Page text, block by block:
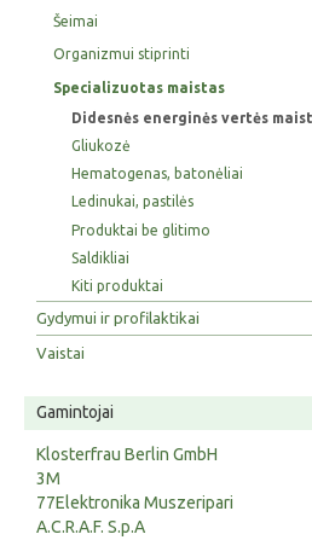
Šeimai
Organizmui stiprinti
Specializuotas maistas
Didesnės energinės vertės
Gliukozė
Hematogenas, batonėliai
Ledinukai, pastilės
Produktai be glitimo
Saldikliai
Kiti produktai
Gydymui ir profilaktikai
Vaistai
Gamintojai
Klosterfrau Berlin GmbH
3M
77Elektronika Muszeripari
A.C.R.A.F. S.p.A